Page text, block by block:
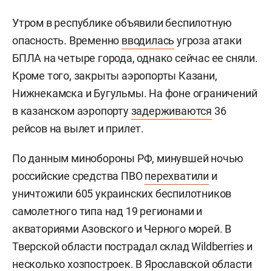
Утром в республике объявили беспилотную
опасность. Временно вводилась угроза атаки
БПЛА на четыре города, однако сейчас ее сняли.
Кроме того, закрыты аэропорты Казани,
Нижнекамска и Бугульмы. На фоне ограничений
в казанском аэропортузадерживаются 36
рейсов на вылет и прилет.
По данным минобороны РФ, минувшей ночью
российские средства ПВОперехватили и
уничтожили 605 украинских беспилотников
самолетного типа над 19 регионами и
акваториями Азовского и Черного морей. В
Тверской области пострадал склад Wildberries и
несколько хозпостроек. В Ярославской области